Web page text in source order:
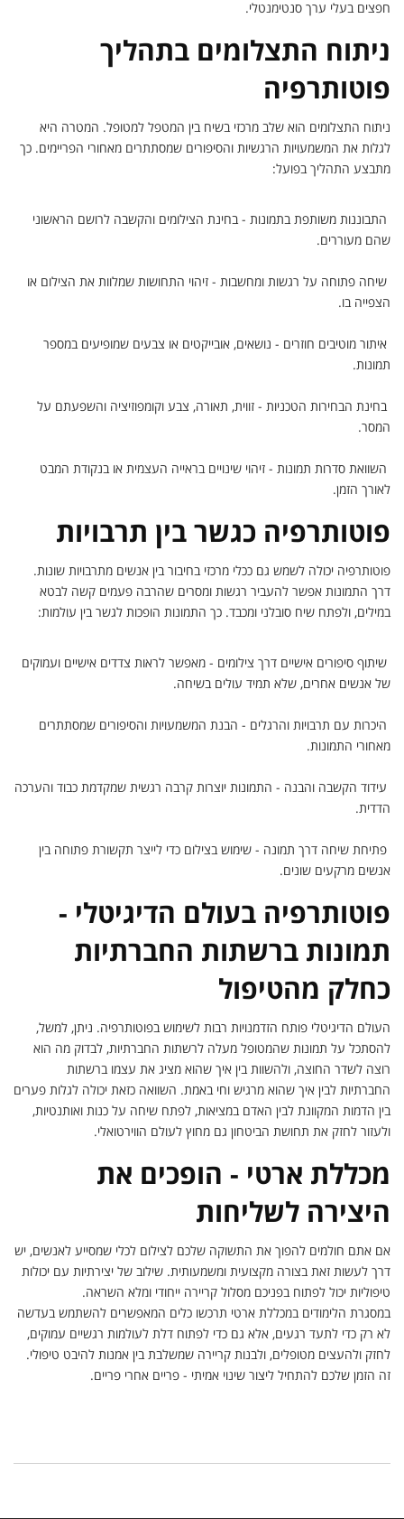
חפצים בעלי ערך סנטימנטלי.
ניתוח התצלומים בתהליך
פוטותרפיה
ניתוח התצלומים הוא שלב מרכזי בשיח בין המטפל למטופל. המטרה היא
לגלות את המשמעויות הרגשיות והסיפורים שמסתתרים מאחורי הפריימים. כך
מתבצע התהליך בפועל:
התבוננות משותפת בתמונות - בחינת הצילומים והקשבה לרושם הראשוני
שהם מעוררים.
שיחה פתוחה על רגשות ומחשבות - זיהוי התחושות שמלוות את הצילום או
הצפייה בו.
איתור מוטיבים חוזרים - נושאים, אובייקטים או צבעים שמופיעים במספר
תמונות.
בחינת הבחירות הטכניות - זווית, תאורה, צבע וקומפוזיציה והשפעתם על
המסר.
השוואת סדרות תמונות - זיהוי שינויים בראייה העצמית או בנקודת המבט
לאורך הזמן.
פוטותרפיה כגשר בין תרבויות
פוטותרפיה יכולה לשמש גם ככלי מרכזי בחיבור בין אנשים מתרבויות שונות.
דרך התמונות אפשר להעביר רגשות ומסרים שהרבה פעמים קשה לבטא
במילים, ולפתח שיח סובלני ומכבד. כך התמונות הופכות לגשר בין עולמות:
שיתוף סיפורים אישיים דרך צילומים - מאפשר לראות צדדים אישיים ועמוקים
של אנשים אחרים, שלא תמיד עולים בשיחה.
היכרות עם תרבויות והרגלים - הבנת המשמעויות והסיפורים שמסתתרים
מאחורי התמונות.
עידוד הקשבה והבנה - התמונות יוצרות קרבה רגשית שמקדמת כבוד והערכה
הדדית.
פתיחת שיחה דרך תמונה - שימוש בצילום כדי לייצר תקשורת פתוחה בין
אנשים מרקעים שונים.
פוטותרפיה בעולם הדיגיטלי -
תמונות ברשתות החברתיות
כחלק מהטיפול
העולם הדיגיטלי פותח הזדמנויות רבות לשימוש בפוטותרפיה. ניתן, למשל,
להסתכל על תמונות שהמטופל מעלה לרשתות החברתיות, לבדוק מה הוא
רוצה לשדר החוצה, ולהשוות בין איך שהוא מציג את עצמו ברשתות
החברתיות לבין איך שהוא מרגיש וחי באמת. השוואה כזאת יכולה לגלות פערים
בין הדמות המקוונת לבין האדם במציאות, לפתח שיחה על כנות ואותנטיות,
ולעזור לחזק את תחושת הביטחון גם מחוץ לעולם הווירטואלי.
מכללת ארטי - הופכים את
היצירה לשליחות
אם אתם חולמים להפוך את התשוקה שלכם לצילום לכלי שמסייע לאנשים, יש
דרך לעשות זאת בצורה מקצועית ומשמעותית. שילוב של יצירתיות עם יכולות
טיפוליות יכול לפתוח בפניכם מסלול קריירה ייחודי ומלא השראה.
במסגרת הלימודים במכללת ארטי תרכשו כלים המאפשרים להשתמש בעדשה
לא רק כדי לתעד רגעים, אלא גם כדי לפתוח דלת לעולמות רגשיים עמוקים,
לחזק ולהעצים מטופלים, ולבנות קריירה שמשלבת בין אמנות להיבט טיפולי.
זה הזמן שלכם להתחיל ליצור שינוי אמיתי - פריים אחרי פריים.